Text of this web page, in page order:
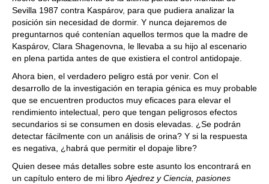
Sevilla 1987 contra Kaspárov, para que pudiera analizar la
posición sin necesidad de dormir. Y nunca dejaremos de
preguntarnos qué contenían aquellos termos que la madre de
Kaspárov, Clara Shagenovna, le llevaba a su hijo al escenario
en plena partida antes de que existiera el control antidopaje.
Ahora bien, el verdadero peligro está por venir. Con el
desarrollo de la investigación en terapia génica es muy probable
que se encuentren productos muy eficaces para elevar el
rendimiento intelectual, pero que tengan peligrosos efectos
secundarios si se consumen en dosis elevadas. ¿Se podrán
detectar fácilmente con un análisis de orina? Y si la respuesta
es negativa, ¿habrá que permitir el dopaje libre?
Quien desee más detalles sobre este asunto los encontrará en
un capítulo entero de mi libro Ajedrez y Ciencia, pasiones